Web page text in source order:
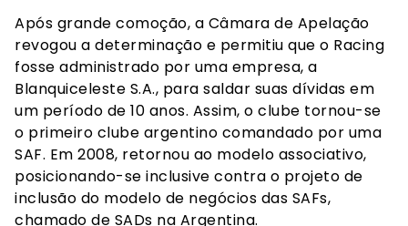
Após grande comoção, a Câmara de Apelação
revogou a determinação e permitiu que o Racing
fosse administrado por uma empresa, a
Blanquiceleste S.A., para saldar suas dívidas em
um período de 10 anos. Assim, o clube tornou-se
o primeiro clube argentino comandado por uma
SAF. Em 2008, retornou ao modelo associativo,
posicionando-se inclusive contra o projeto de
inclusão do modelo de negócios das SAFs,
chamado de SADs na Argentina.